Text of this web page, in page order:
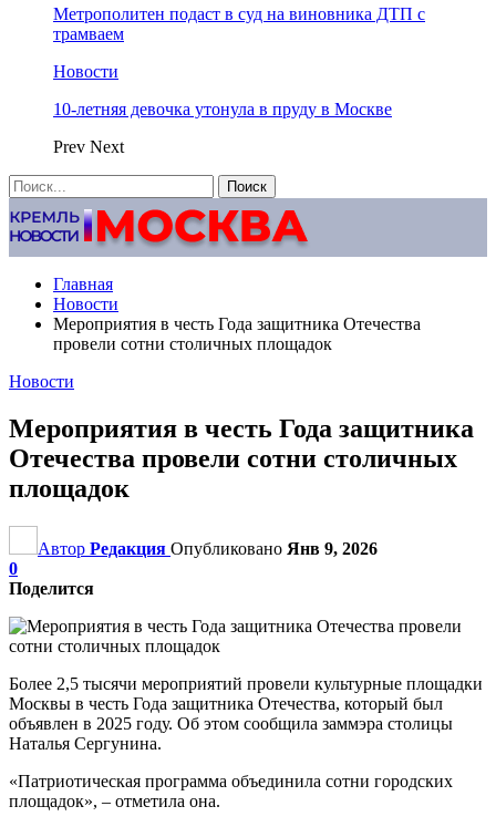
Метрополитен подаст в суд на виновника ДТП с
трамваем
Новости
10-летняя девочка утонула в пруду в Москве
Prev Next
Главная
Новости
Мероприятия в честь Года защитника Отечества
провели сотни столичных площадок
Новости
Мероприятия в честь Года защитника
Отечества провели сотни столичных
площадок
Автор Редакция Опубликовано Янв 9, 2026
0
Поделится
Более 2,5 тысячи мероприятий провели культурные площадки
Москвы в честь Года защитника Отечества, который был
объявлен в 2025 году. Об этом сообщила заммэра столицы
Наталья Сергунина.
«Патриотическая программа объединила сотни городских
площадок», – отметила она.